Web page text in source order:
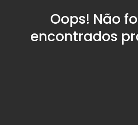
Oops! Não
encontrados